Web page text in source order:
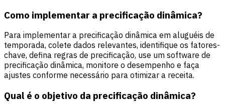
Como implementar a precificação dinâmica?
Para implementar a precificação dinâmica em aluguéis de
temporada, colete dados relevantes, identifique os fatores-
chave, defina regras de precificação, use um software de
precificação dinâmica, monitore o desempenho e faça
ajustes conforme necessário para otimizar a receita.
Qual é o objetivo da precificação dinâmica?